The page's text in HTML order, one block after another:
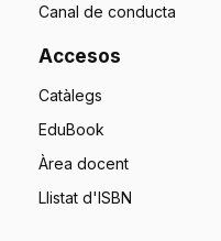
Canal de conducta
Accesos
Catàlegs
EduBook
Àrea docent
Llistat d'ISBN